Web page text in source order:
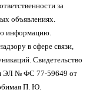
за
объявлениях.
информацию.
в сфере связи,
Свидетельство
ЭЛ № ФС 77-59649 от
П. Ю.